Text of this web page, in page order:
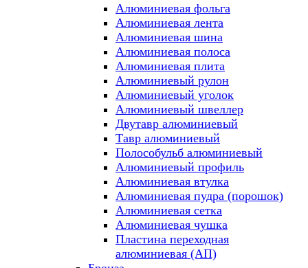
Алюминиевая фольга
Алюминиевая лента
Алюминиевая шина
Алюминиевая полоса
Алюминиевая плита
Алюминиевый рулон
Алюминиевый уголок
Алюминиевый швеллер
Двутавр алюминиевый
Тавр алюминиевый
Полособульб алюминиевый
Алюминиевый профиль
Алюминиевая втулка
Алюминиевая пудра (порошок)
Алюминиевая сетка
Алюминиевая чушка
Пластина переходная
алюминиевая (АП)